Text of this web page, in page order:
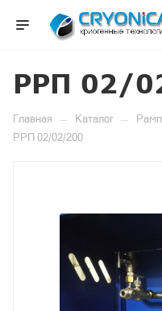
РРП 02/
Главная — Каталог —
РРП 02/02/200